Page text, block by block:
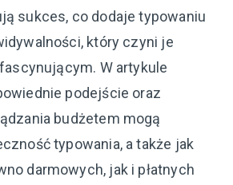
sukces, co dodaje typowaniu
który czyni je
W artykule
podejście oraz
budżetem mogą
typowania, a także jak
darmowych, jak i płatnych